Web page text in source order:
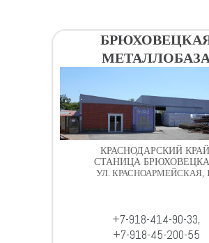
КРАСНОДАРСКИЙ КРАЙ,
СТАНИЦА
УЛ. КРАСНОАРМЕЙСКАЯ,
+7-918-414-90-33,
+7-918-45-200-55